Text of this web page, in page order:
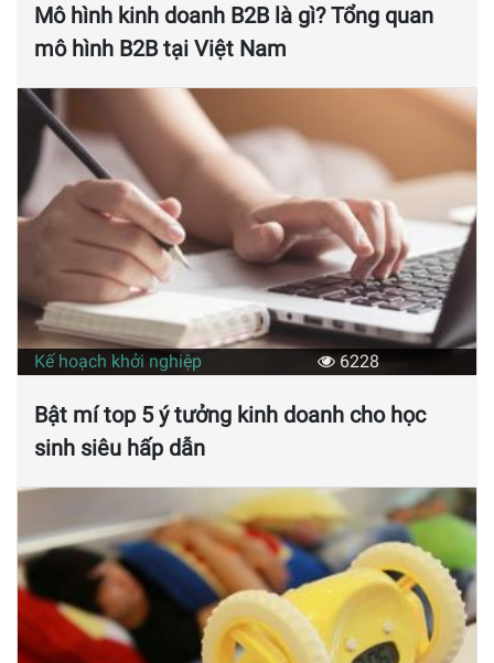
Mô hình kinh doanh B2B là gì? Tổng quan
mô hình B2B tại Việt Nam
Kế hoạch khởi nghiệp 6228
Bật mí top 5 ý tưởng kinh doanh cho học
sinh siêu hấp dẫn